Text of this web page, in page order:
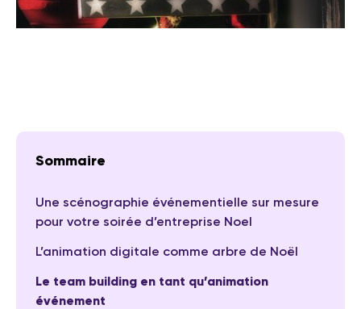
Sommaire
Une scénographie événementielle sur mesure
pour votre soirée d’entreprise Noel
L’animation digitale comme arbre de Noël
Le team building en tant qu’animation
événement